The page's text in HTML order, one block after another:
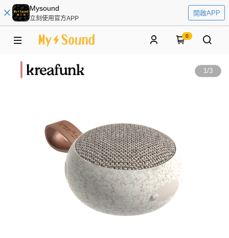
Mysound
立刻使用官方APP
開啟APP
0
1/3